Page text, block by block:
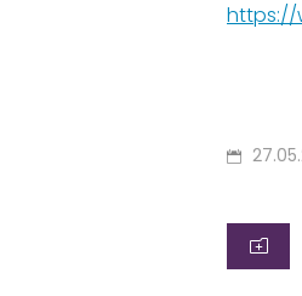
https://
POSTED